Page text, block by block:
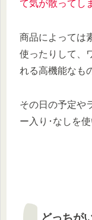
て気が散ってし
商品によっては
使ったりして、
れる高機能なも
その日の予定や
ー入り･なしを